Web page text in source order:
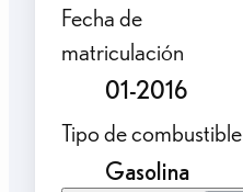
Fecha de
matriculación
01-2016
Tipo de combustible
Gasolina